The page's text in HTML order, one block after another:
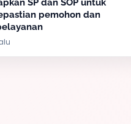
SP dan SOP untuk
pemohon dan